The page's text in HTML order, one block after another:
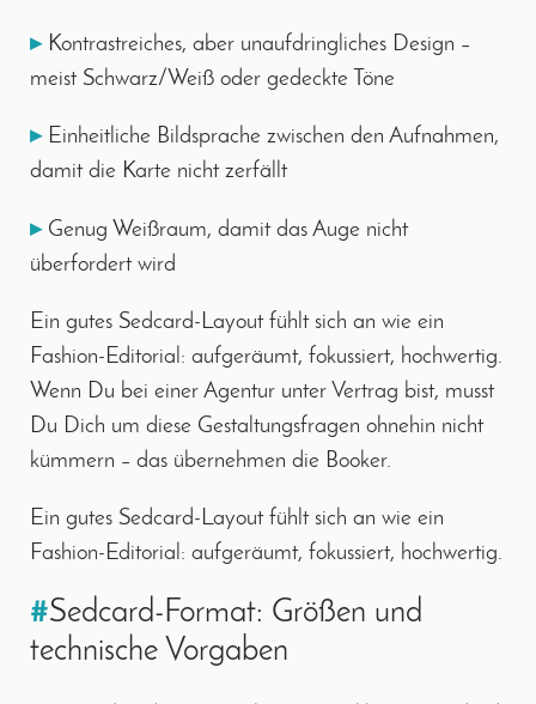
▸Kontrastreiches, aber unaufdringliches Design –
meist Schwarz/Weiß oder gedeckte Töne
▸Einheitliche Bildsprache zwischen den Aufnahmen,
damit die Karte nicht zerfällt
▸Genug Weißraum, damit das Auge nicht
überfordert wird
Ein gutes Sedcard-Layout fühlt sich an wie ein
Fashion-Editorial: aufgeräumt, fokussiert, hochwertig.
Wenn Du bei einer Agentur unter Vertrag bist, musst
Du Dich um diese Gestaltungsfragen ohnehin nicht
kümmern – das übernehmen die Booker.
Ein gutes Sedcard-Layout fühlt sich an wie ein
Fashion-Editorial: aufgeräumt, fokussiert, hochwertig.
#Sedcard-Format: Größen und
technische Vorgaben